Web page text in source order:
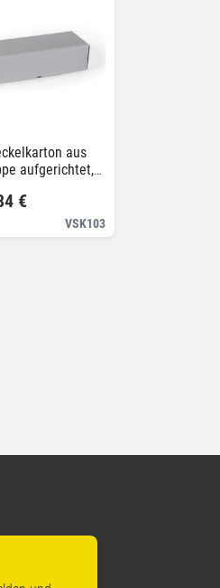
aus
aufgerichtet,
VSK103
€